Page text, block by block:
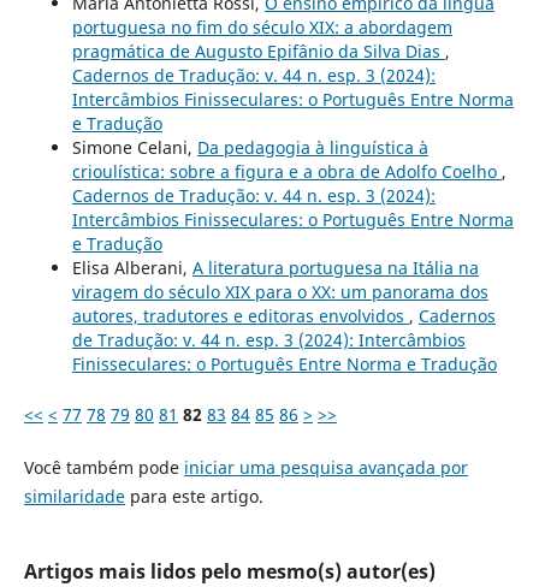
portuguesa no fim do século XIX: a abordagem
pragmática de Augusto Epifânio da Silva Dias ,
Cadernos de Tradução: v. 44 n. esp. 3 (2024):
Intercâmbios Finisseculares: o Português Entre Norma
e Tradução
Simone Celani, Da pedagogia à linguística à
crioulística: sobre a figura e a obra de Adolfo Coelho ,
Cadernos de Tradução: v. 44 n. esp. 3 (2024):
Intercâmbios Finisseculares: o Português Entre Norma
e Tradução
Elisa Alberani, A literatura portuguesa na Itália na
viragem do século XIX para o XX: um panorama dos
autores, tradutores e editoras envolvidos , Cadernos
de Tradução: v. 44 n. esp. 3 (2024): Intercâmbios
Finisseculares: o Português Entre Norma e Tradução
<< < 77 78 79 80 81 82 83 84 85 86 > >>
Você também pode iniciar uma pesquisa avançada por
similaridadepara este artigo.
Artigos mais lidos pelo mesmo(s) autor(es)